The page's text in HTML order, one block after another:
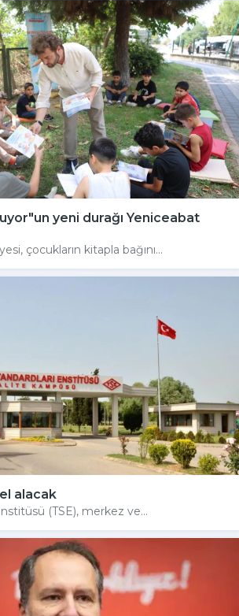
yeni durağı Yeniceabat
çocukların kitapla bağını...
alacak
(TSE), merkez ve...